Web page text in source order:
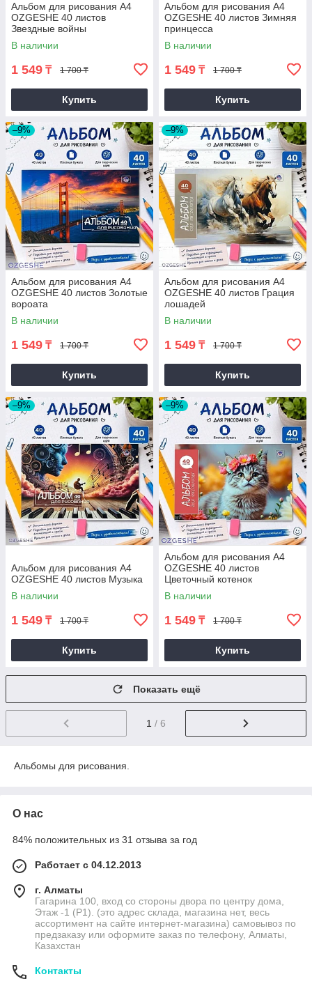
Альбом для рисования А4
OZGESHE 40 листов
Звездные войны
В наличии
1 549 ₸ 1 700 ₸
Купить
Альбом для рисования А4
OZGESHE 40 листов Зимняя
принцесса
В наличии
1 549 ₸ 1 700 ₸
Купить
–9%
Альбом для рисования А4
OZGESHE 40 листов Золотые
вороaта
В наличии
1 549 ₸ 1 700 ₸
Купить
–9%
Альбом для рисования А4
OZGESHE 40 листов Грация
лошадей
В наличии
1 549 ₸ 1 700 ₸
Купить
–9%
Альбом для рисования А4
OZGESHE 40 листов Музыка
В наличии
1 549 ₸ 1 700 ₸
Купить
–9%
Альбом для рисования А4
OZGESHE 40 листов
Цветочный котенок
В наличии
1 549 ₸ 1 700 ₸
Купить
Показать ещё
1 / 6
Альбомы для рисования.
О нас
84% положительных из 31 отзыва за год
Работает с 04.12.2013
г. Алматы
Гагарина 100, вход со стороны двора по центру дома,
Этаж -1 (P1). (это адрес склада, магазина нет, весь
ассортимент на сайте интернет-магазина) самовывоз по
предзаказу или оформите заказ по телефону, Алматы,
Казахстан
Контакты